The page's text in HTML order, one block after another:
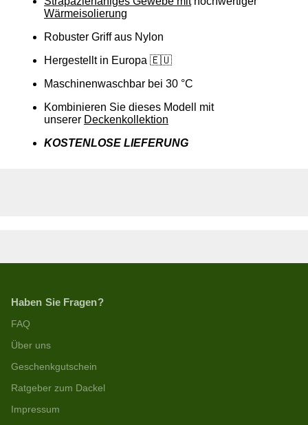
Wärmeisolierung
Robuster Griff aus Nylon
Hergestellt in Europa 🇪🇺
Maschinenwaschbar bei 30 °C
Kombinieren Sie dieses Modell mit
unserer Deckenkollektion
KOSTENLOSE LIEFERUNG
Haben Sie Fragen?
FAQ
Über uns
Geschenkgutschein
Ratgeber zum Dackel
Impressum